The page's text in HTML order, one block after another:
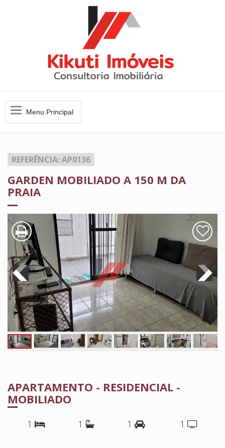
MenuMenu Principal
REFERÊNCIA: AP0136
GARDEN MOBILIADO A 150 M DA
PRAIA
APARTAMENTO - RESIDENCIAL -
MOBILIADO
1 1 1 1